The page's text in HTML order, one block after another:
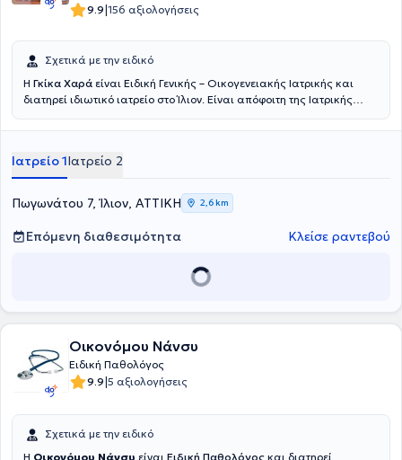
9.9|156 αξιολογήσεις
Σχετικά με την ειδικό
Η Γκίκα Χαρά είναι Ειδική Γενικής – Οικογενειακής Ιατρικής και
διατηρεί ιδιωτικό ιατρείο στο Ίλιον. Είναι απόφοιτη της Ιατρικής
και ολοκλήρωσε την ειδικότητα της Γενικής - Οικογενειακής
Μεταπτυχιακό Πρόγραμμα Σπουδών του Πανεπιστημίου Θεσσαλίας
με θέμα «Πρωτοβάθμια Φροντίδα Υγείας». Ασκεί εδώ και 20 χρόνια
την γενική ιατρική, υπηρετώντας τόσο το δημόσιο σύστημα υγείας
όσο και τον ιδιωτικό τομέα. Έχει πολυετή εμπειρία στη διαχείριση
χρόνιων νοσημάτων, όπως η αρτηριακή υπέρταση, η
υπερλιπιδαιμία, ο σακχαρώδης διαβήτης, η αναιμία, η
αντιμετώπιση οξέων περιστατικών. Βασικές αρχές της γιατρού
Ιατρείο 1Ιατρείο 2
Πωγωνάτου 7, Ίλιον, ΑΤΤΙΚΗ 2,6 km
Επόμενη διαθεσιμότητα Κλείσε ραντεβού
Οικονόμου Νάνσυ
Ειδική Παθολόγος
9.9|5 αξιολογήσεις
Σχετικά με την ειδικό
Η Οικονόμου Νάνσυ είναι Ειδική Παθολόγος και διατηρεί